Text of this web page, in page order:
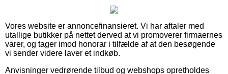
Vores website er annoncefinansieret. Vi har aftaler med
utallige butikker på nettet derved at vi promoverer firmaernes
varer, og tager imod honorar i tilfælde af at den besøgende
vi sender videre laver et indkøb.
Anvisninger vedrørende tilbud og webshops opretholdes